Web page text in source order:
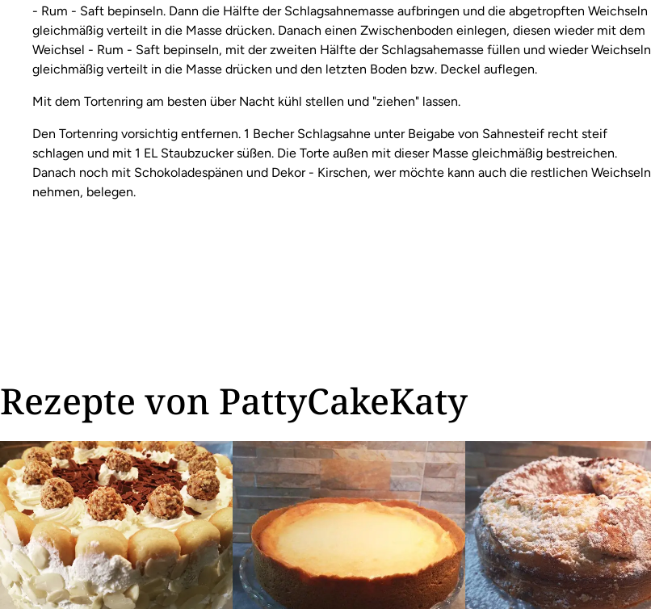
- Rum - Saft bepinseln. Dann die Hälfte der Schlagsahnemasse aufbringen und die abgetropften Weichseln
gleichmäßig verteilt in die Masse drücken. Danach einen Zwischenboden einlegen, diesen wieder mit dem
Weichsel - Rum - Saft bepinseln, mit der zweiten Hälfte der Schlagsahemasse füllen und wieder Weichseln
gleichmäßig verteilt in die Masse drücken und den letzten Boden bzw. Deckel auflegen.
Mit dem Tortenring am besten über Nacht kühl stellen und "ziehen" lassen.
Den Tortenring vorsichtig entfernen. 1 Becher Schlagsahne unter Beigabe von Sahnesteif recht steif
schlagen und mit 1 EL Staubzucker süßen. Die Torte außen mit dieser Masse gleichmäßig bestreichen.
Danach noch mit Schokoladespänen und Dekor - Kirschen, wer möchte kann auch die restlichen Weichseln
nehmen, belegen.
Rezepte von PattyCakeKaty